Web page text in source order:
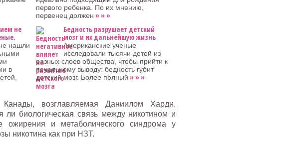
первого ребенка. По их мнению,
первенец должен » » »
не
нашли
в
Бедность разрушает детский
мозг и их дальнейшую жизнь
Американские ученые
исследовали тысячи детей из
разных слоев общества, чтобы прийти к
печальному выводу: бедность губит
детский мозг. Более полный » » »
Канады, возглавляемая Даниилом Харди,
ли биологическая связь между никотином и
ожирения и метаболического синдрома у
никотина как при НЗТ.